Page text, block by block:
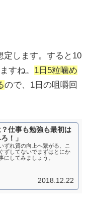
定します。すると10
すね。 1日5粒噛め
ので、1日の咀嚼回
仕事も勉強も最初は
！」
ずれ質の向上へ繋がる、こ
ずしてないでまずはとにか
にしてみましょう。
2018.12.22